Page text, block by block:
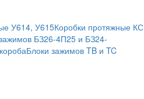
У614, У615Коробки протяжные КС
БЗ26-4П25 и БЗ24-
Блоки зажимов TB и TC